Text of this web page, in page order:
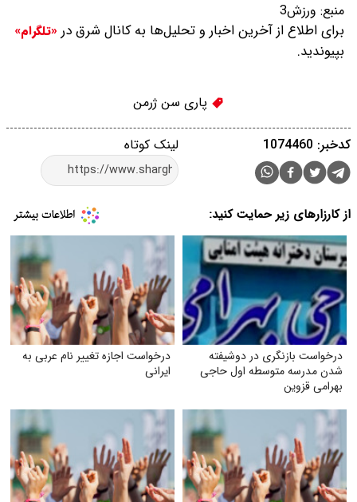
منبع: ورزش3
برای اطلاع از آخرین اخبار و تحلیل‌ها به کانال شرق در «تلگرام»
بپیوندید.
پاری سن ژرمن
لینک کوتاه کدخبر: 1074460
از کارزارهای زیر حمایت کنید:
درخواست بازنگری در دوشیفته
شدن مدرسه متوسطه اول حاجی
بهرامی قزوین
درخواست اجازه تغییر نام عربی به
ایرانی